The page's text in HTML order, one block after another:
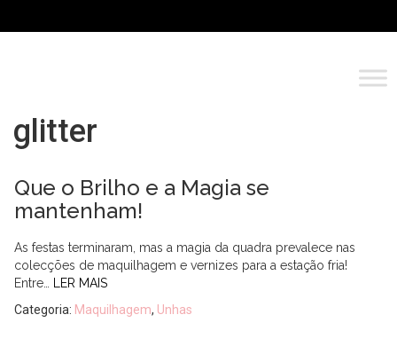
glitter
Que o Brilho e a Magia se
mantenham!
As festas terminaram, mas a magia da quadra prevalece nas
colecções de maquilhagem e vernizes para a estação fria!
Entre…
LER MAIS
Categoria: Maquilhagem, Unhas